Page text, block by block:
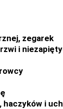
zegarek
i
i